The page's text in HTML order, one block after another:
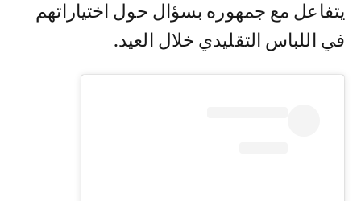
يتفاعل مع جمهوره بسؤال حول اختياراتهم
في اللباس التقليدي خلال العيد.